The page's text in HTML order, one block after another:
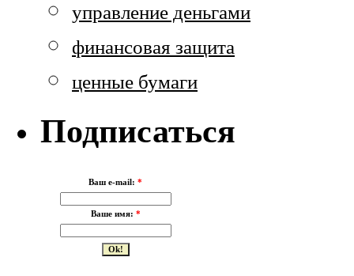
управление деньгами
финансовая защита
ценные бумаги
Подписаться
Ваш e-mail: *
Ваше имя: *